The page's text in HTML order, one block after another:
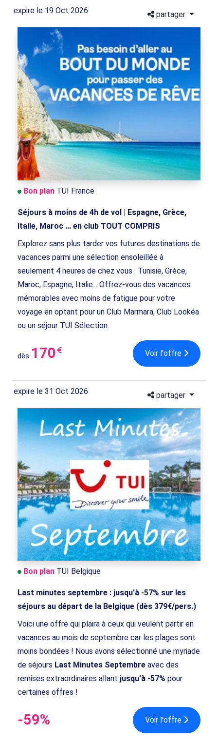
expire le 19 Oct 2026 partager
Bon plan TUI France
Séjours à moins de 4h de vol | Espagne, Grèce,
Italie, Maroc ... en club TOUT COMPRIS
Explorez sans plus tarder vos futures destinations de
vacances parmi une sélection ensoleillée à
seulement 4 heures de chez vous : Tunisie, Grèce,
Maroc, Espagne, Italie... Offrez-vous des vacances
mémorables avec moins de fatigue pour votre
voyage en optant pour un Club Marmara, Club Lookéa
ou un séjour TUI Sélection.
dès 170 € Voir l'offre
expire le 31 Oct 2026 partager
Bon plan TUI Belgique
Last minutes septembre : jusqu'à -57% sur les
séjours au départ de la Belgique (dès 379€/pers.)
Voici une offre qui plaira à ceux qui veulent partir en
vacances au mois de septembre car les plages sont
moins bondées ! Nous avons sélectionné une myriade
de séjours Last Minutes Septembre avec des
remises extraordinaires allant jusqu'à -57% pour
certaines offres !
-59% Voir l'offre